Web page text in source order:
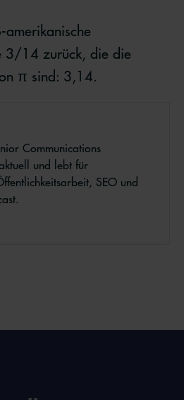
amerikanische
3/14 zurück, die die
π sind: 3,14.
Communications
und lebt für
SEO und